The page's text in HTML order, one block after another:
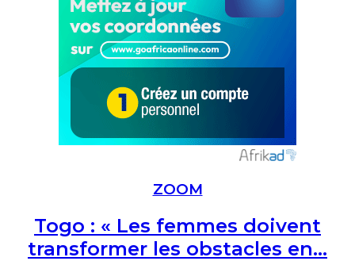
ZOOM
Togo : « Les femmes doivent
transformer les obstacles en…